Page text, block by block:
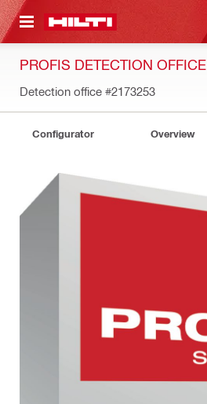
PROFIS DETECTION OFFICE
Detection office #2173253
Configurator Overview